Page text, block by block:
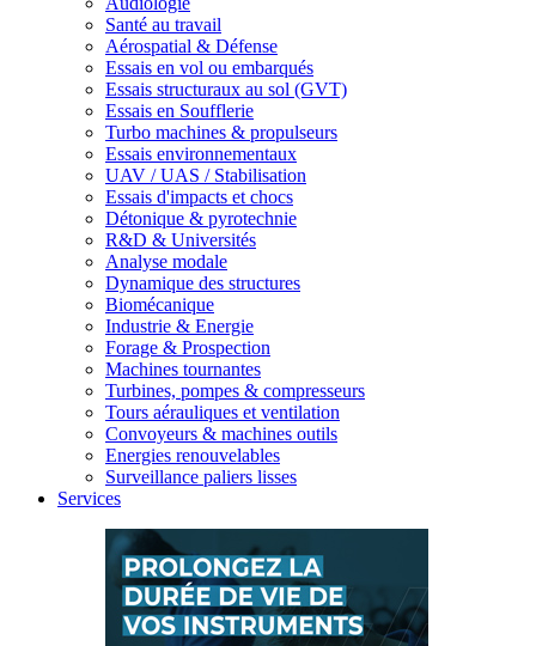
Santé au travail
Aérospatial & Défense
Essais en vol ou embarqués
Essais structuraux au sol (GVT)
Essais en Soufflerie
Turbo machines & propulseurs
Essais environnementaux
UAV / UAS / Stabilisation
Essais d'impacts et chocs
Détonique & pyrotechnie
R&D & Universités
Analyse modale
Dynamique des structures
Biomécanique
Industrie & Energie
Forage & Prospection
Machines tournantes
Turbines, pompes & compresseurs
Tours aérauliques et ventilation
Convoyeurs & machines outils
Energies renouvelables
Surveillance paliers lisses
Services